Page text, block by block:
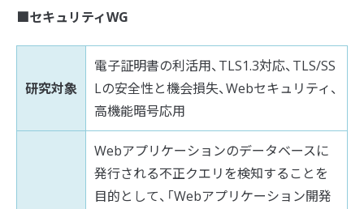
■セキュリティWG
研究対象
電子証明書の利活用、TLS1.3対応、TLS/SS
Lの安全性と機会損失、Webセキュリティ、
高機能暗号応用
Webアプリケーションのデータベースに
発行される不正クエリを検知することを
目的として、「Webアプリケーション開発